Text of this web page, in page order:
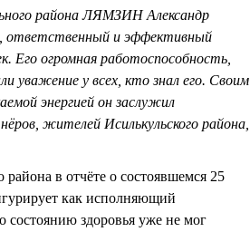
района ЛЯМЗИН Александр
ответственный и эффективный
Его огромная работоспособность,
уважение у всех, кто знал его. Своим
энергией он заслужил
жителей Исилькульского района,
в отчёте о состоявшемся 25
как исполняющий
здоровья уже не мог